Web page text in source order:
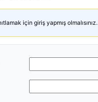
için giriş yapmış olmalısınız.